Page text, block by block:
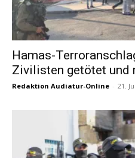
Hamas-
Zivilisten getötet und
Redaktion Audiatur-Online - 21.